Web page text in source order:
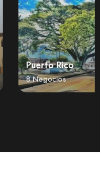
Puerto Rico
8 Negocios